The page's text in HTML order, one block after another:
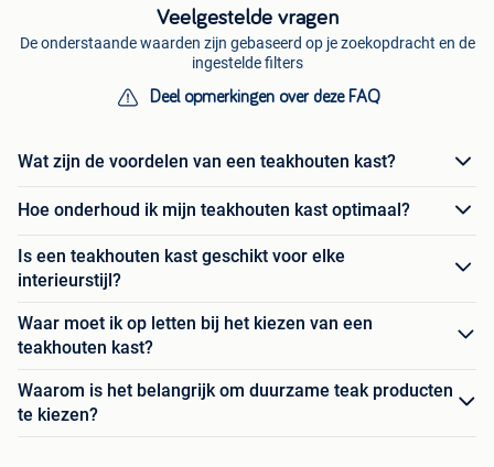
Veelgestelde vragen
De onderstaande waarden zijn gebaseerd op je zoekopdracht en de
ingestelde filters
Deel opmerkingen over deze FAQ
Wat zijn de voordelen van een teakhouten kast?
Hoe onderhoud ik mijn teakhouten kast optimaal?
Is een teakhouten kast geschikt voor elke
interieurstijl?
Waar moet ik op letten bij het kiezen van een
teakhouten kast?
Waarom is het belangrijk om duurzame teak producten
te kiezen?